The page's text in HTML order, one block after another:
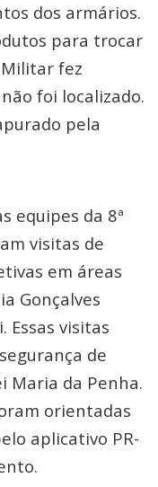
dos armários.
para trocar
fez
foi localizado.
pela
equipes da 8ª
visitas de
em áreas
Gonçalves
Essas visitas
de
Maria da Penha.
orientadas
aplicativo PR-